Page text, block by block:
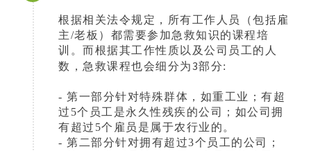
根据相关法令规定，所有工作人员（包括雇
主/老板）都需要参加急救知识的课程培
训。而根据其工作性质以及公司员工的人
数，急救课程也会细分为3部分:
- 第一部分针对特殊群体，如重工业； 有超
过5个员工是永久性残疾的公司；如公司拥
有超过5个雇员是属于农行业的。
- 第二部分针对拥有超过3个员工的公司；